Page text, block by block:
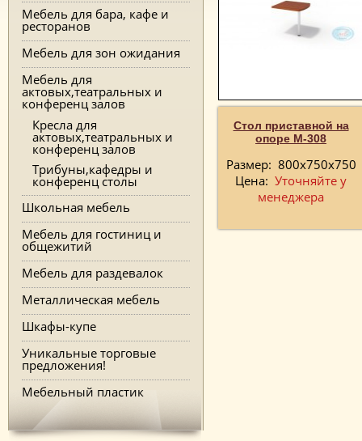
Мебель для бара, кафе и
ресторанов
Мебель для зон ожидания
Мебель для
актовых,театральных и
конференц залов
Кресла для
актовых,театральных и
конференц залов
Трибуны,кафедры и
конференц столы
Школьная мебель
Мебель для гостиниц и
общежитий
Мебель для раздевалок
Металлическая мебель
Шкафы-купе
Уникальные торговые
предложения!
Мебельный пластик
Стол приставной на
опоре М-308
Размер: 800х750х750
Цена: Уточняйте у
менеджера